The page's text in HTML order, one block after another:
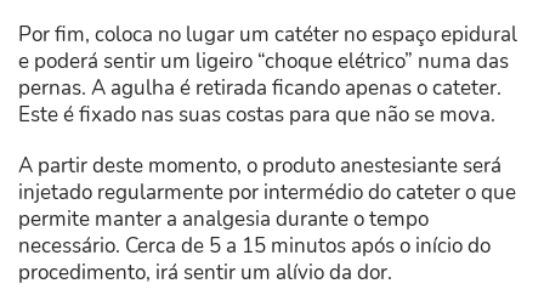
Por fim, coloca no lugar um catéter no espaço epidural
e poderá sentir um ligeiro “choque elétrico” numa das
pernas. A agulha é retirada ficando apenas o cateter.
Este é fixado nas suas costas para que não se mova.
A partir deste momento, o produto anestesiante será
injetado regularmente por intermédio do cateter o que
permite manter a analgesia durante o tempo
necessário. Cerca de 5 a 15 minutos após o início do
procedimento, irá sentir um alívio da dor.